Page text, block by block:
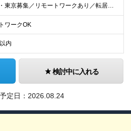
【大阪・東京募集／リモートワークあり／転居を伴う転勤なし】 東京本社、大阪事務所、または東京23区内・関西（大阪・兵庫）の各クライアント先勤務 ◆入社後、約1年間はクライアント先ではなく 自社内（東
ワークOK
内
検討中に入れる
定日： 2026.08.24